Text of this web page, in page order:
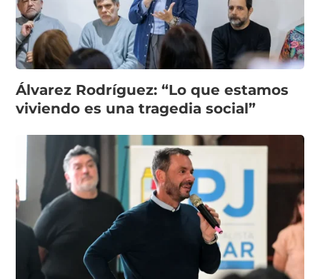
Álvarez Rodríguez: “Lo que estamos
viviendo es una tragedia social”